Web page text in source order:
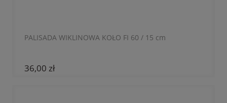
PALISADA WIKLINOWA KOŁO FI 60 / 15 cm
36,00 zł